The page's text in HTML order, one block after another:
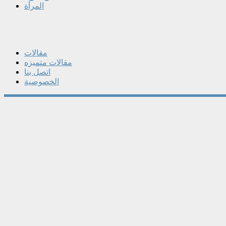
المرأة
مقالات
مقالات متميزه
اتصل بنا
الخصوصية